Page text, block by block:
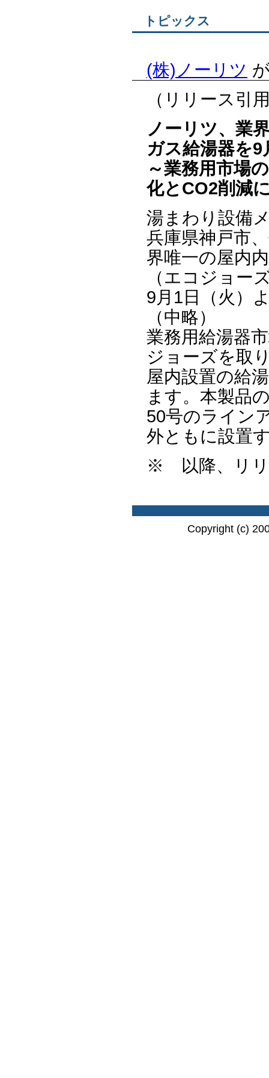
トピックス
(株)ノーリツ
（リリース引
ノーリツ、業
ガス給湯器を9
～業務用市場
化とCO2削減
湯まわり設備
兵庫県神戸市
界唯一の屋内
（エコジョー
9月1日（火）
（中略）
業務用給湯器
ジョーズを取
屋内設置の給
ます。本製品
50号のライン
外ともに設置
※ 以降、リリ
Copyright (c)